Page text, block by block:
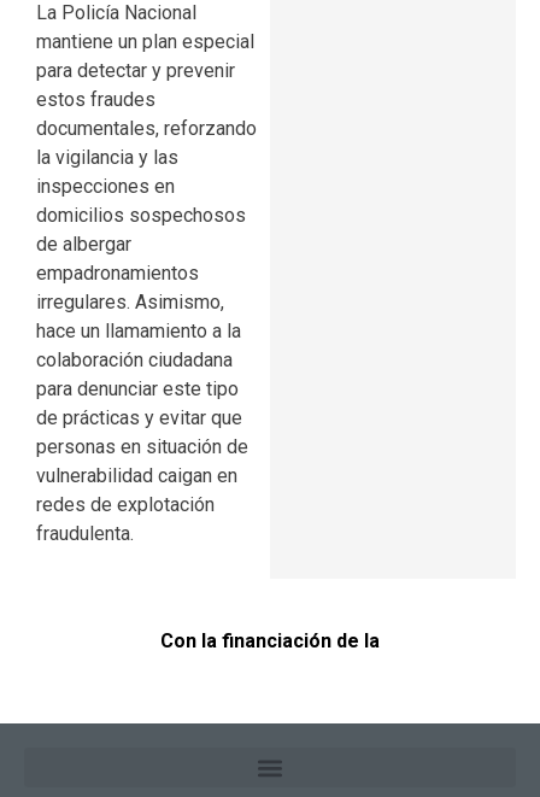
La Policía Nacional
mantiene un plan especial
para detectar y prevenir
estos fraudes
documentales, reforzando
la vigilancia y las
inspecciones en
domicilios sospechosos
de albergar
empadronamientos
irregulares. Asimismo,
hace un llamamiento a la
colaboración ciudadana
para denunciar este tipo
de prácticas y evitar que
personas en situación de
vulnerabilidad caigan en
redes de explotación
fraudulenta.
Con la financiación de la